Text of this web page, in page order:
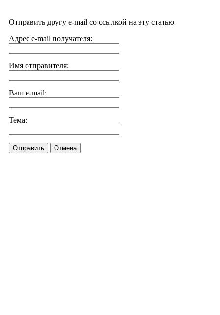
Отправить другу e-mail со ссылкой на эту статью
Адрес e-mail получателя:
Имя отправителя:
Ваш e-mail:
Тема:
Отправить Отмена